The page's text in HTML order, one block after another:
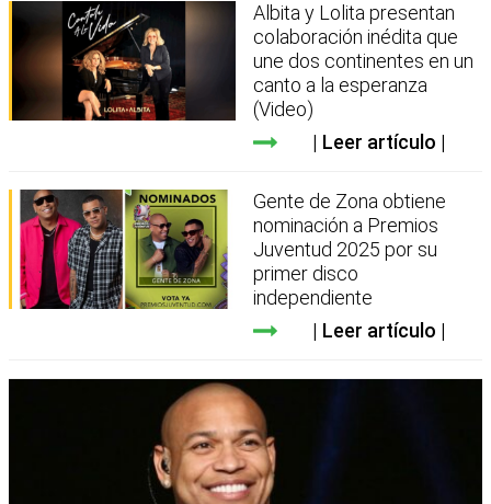
Albita y Lolita presentan
colaboración inédita que
une dos continentes en un
canto a la esperanza
(Video)
Leer artículo
Gente de Zona obtiene
nominación a Premios
Juventud 2025 por su
primer disco
independiente
Leer artículo